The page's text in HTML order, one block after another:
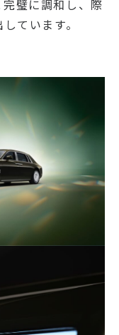
璧に調和し、際
ています。